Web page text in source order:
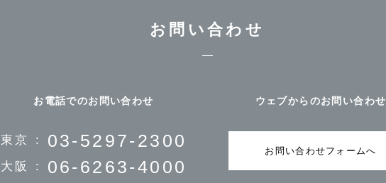
お問い合わせ
お電話でのお問い合わせ
東京 : 03-5297-2300
大阪 : 06-6263-4000
ウェブからのお問い合わせ
お問い合わせフォームへ